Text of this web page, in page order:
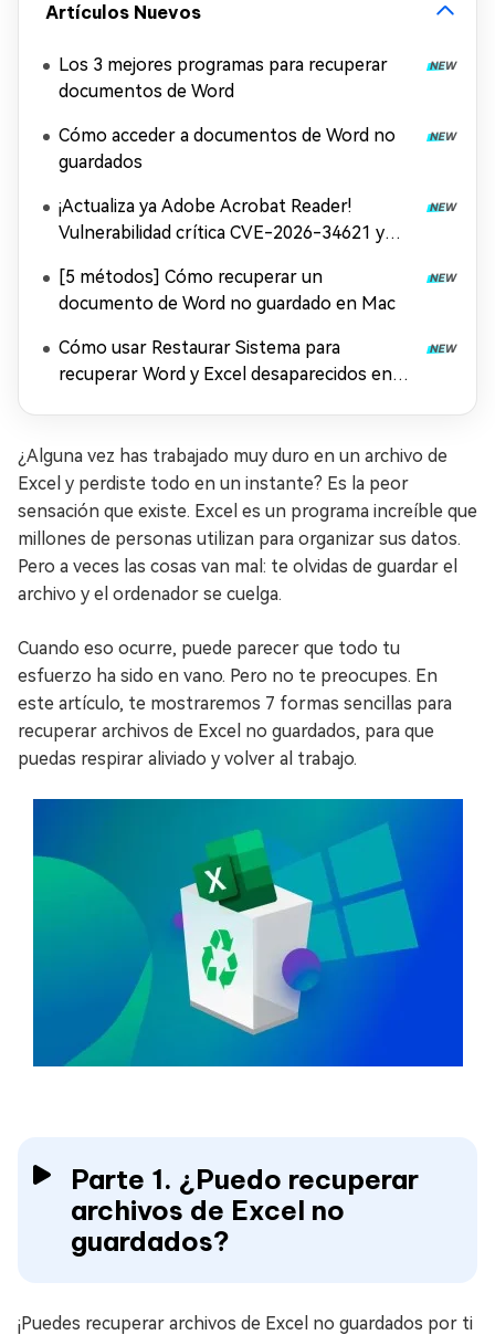
Artículos Nuevos
Los 3 mejores programas para recuperar
documentos de Word
Cómo acceder a documentos de Word no
guardados
¡Actualiza ya Adobe Acrobat Reader!
Vulnerabilidad crítica CVE-2026-34621 y
[5 métodos] Cómo recuperar un
documento de Word no guardado en Mac
Cómo usar Restaurar Sistema para
recuperar Word y Excel desaparecidos en
¿Alguna vez has trabajado muy duro en un archivo de
Excel y perdiste todo en un instante? Es la peor
sensación que existe. Excel es un programa increíble que
millones de personas utilizan para organizar sus datos.
Pero a veces las cosas van mal: te olvidas de guardar el
archivo y el ordenador se cuelga.
Cuando eso ocurre, puede parecer que todo tu
esfuerzo ha sido en vano. Pero no te preocupes. En
este artículo, te mostraremos 7 formas sencillas para
recuperar archivos de Excel no guardados, para que
puedas respirar aliviado y volver al trabajo.
Parte 1. ¿Puedo recuperar
archivos de Excel no
guardados?
¡Puedes recuperar archivos de Excel no guardados por ti